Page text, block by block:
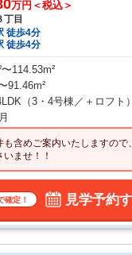
万円＜税込＞
丁目
徒歩4分
徒歩4分
〜114.53m²
91.46m²
（3・4号棟／＋ロフト）
も含めご案内いたしますの
ませ！！
確定！ 見学予約